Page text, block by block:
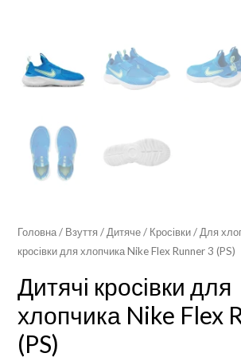
Головна/ Взуття / Дитяче/ Кросівки/ Для
кросівки для хлопчика Nike Flex Runner 3 (PS)
Дитячі кросівки для
хлопчика Nike Flex
(PS)